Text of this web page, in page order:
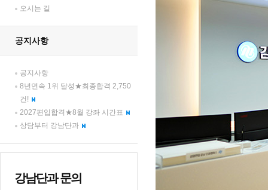
오시는 길
공지사항
공지사항
8년연속 1위 달성★최종합격 2,750
건!
2027편입합격★8월 강좌 시간표
상담부터 강남단과
강남단과 문의